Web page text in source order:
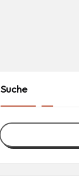
Suche